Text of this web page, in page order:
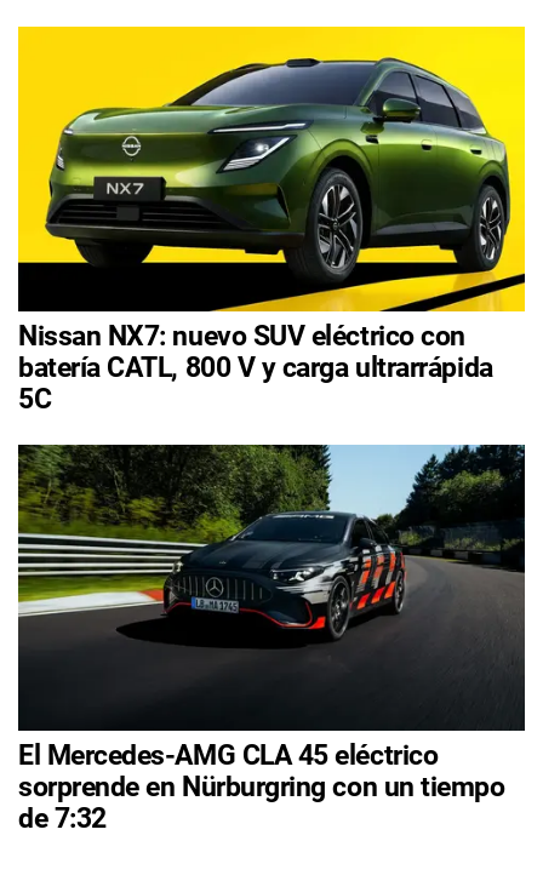
Nissan NX7: nuevo SUV eléctrico con
batería CATL, 800 V y carga ultrarrápida
5C
El Mercedes-AMG CLA 45 eléctrico
sorprende en Nürburgring con un tiempo
de 7:32